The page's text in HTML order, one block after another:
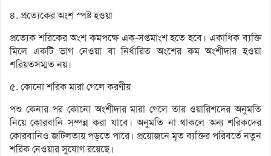
৪. প্রত্যেকের অংশ স্পষ্ট হওয়া
প্রত্যেক শরিকের অংশ কমপক্ষে এক-সপ্তমাংশ হতে হবে। একাধিক ব্যক্তি
মিলে একটি ভাগ নেওয়া বা নির্ধারিত অংশের কম অংশীদার হওয়া
শরিয়তসম্মত নয়।
৫. কোনো শরিক মারা গেলে করণীয়
পশু কেনার পর কোনো অংশীদার মারা গেলে তার ওয়ারিশদের অনুমতি
নিয়ে কোরবানি সম্পন্ন করা যাবে। অনুমতি না থাকলে অন্য শরিকদের
কোরবানিও জটিলতায় পড়তে পারে। প্রয়োজনে মৃত ব্যক্তির পরিবর্তে নতুন
শরিক নেওয়ার সুযোগ রয়েছে।